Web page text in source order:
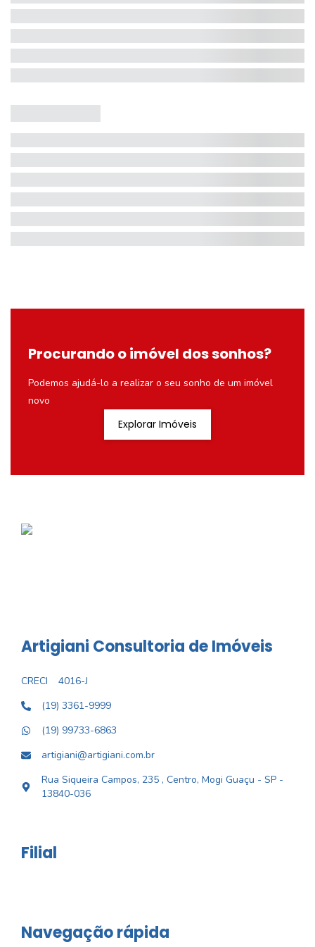
Procurando o imóvel dos sonhos?
Podemos ajudá-lo a realizar o seu sonho de um imóvel
novo
Explorar Imóveis
Artigiani Consultoria de Imóveis
CRECI
4016-J
(19) 3361-9999
(19) 99733-6863
artigiani@artigiani.com.br
Rua Siqueira Campos, 235 , Centro, Mogi Guaçu - SP -
13840-036
Filial
Navegação rápida